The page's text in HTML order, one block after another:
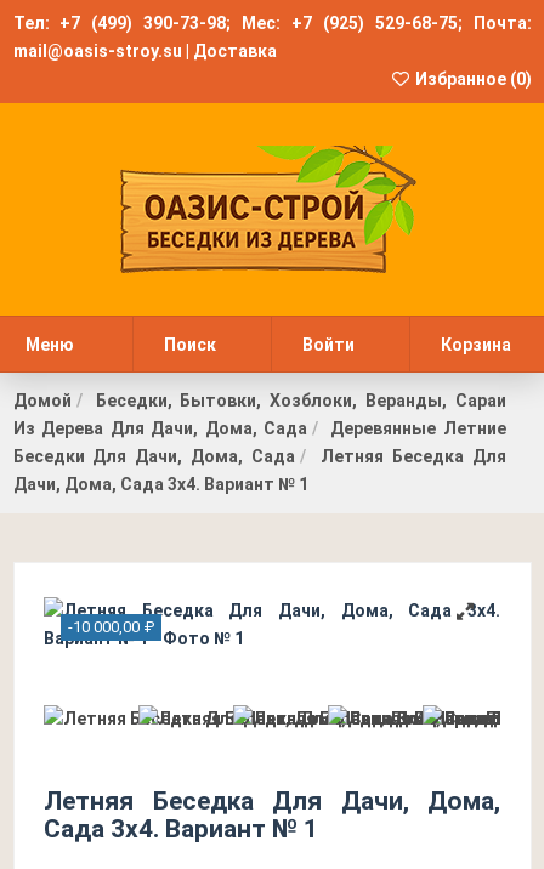
Тел: +7 (499) 390-73-98; Мес: +7 (925) 529-68-75; Почта:
mail@oasis-stroy.su
Доставка
Избранное (0)
Меню Поиск Войти Корзина
Домой
Беседки, Бытовки, Хозблоки, Веранды, Сараи
Из Дерева Для Дачи, Дома, Сада
Деревянные Летние
Беседки Для Дачи, Дома, Сада
Летняя Беседка Для
Дачи, Дома, Сада 3х4. Вариант № 1
-10 000,00 ₽
Летняя Беседка Для Дачи, Дома,
Сада 3х4. Вариант № 1